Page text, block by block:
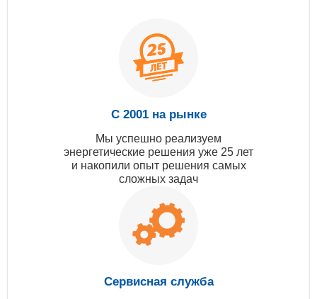
С 2001 на рынке
Мы успешно реализуем
энергетические решения уже 25 лет
и накопили опыт решения самых
сложных задач
Сервисная служба